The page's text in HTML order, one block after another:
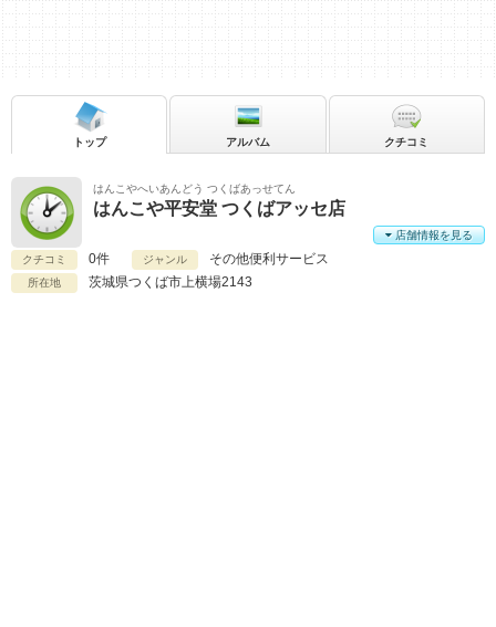
はんこやへいあんどう つくばあっせてん
はんこや平安堂 つくばアッセ店
クチコミ 0件 ジャンル その他便利サービス
所在地 茨城県つくば市上横場2143
店舗情報を見る
トップ アルバム クチコミ